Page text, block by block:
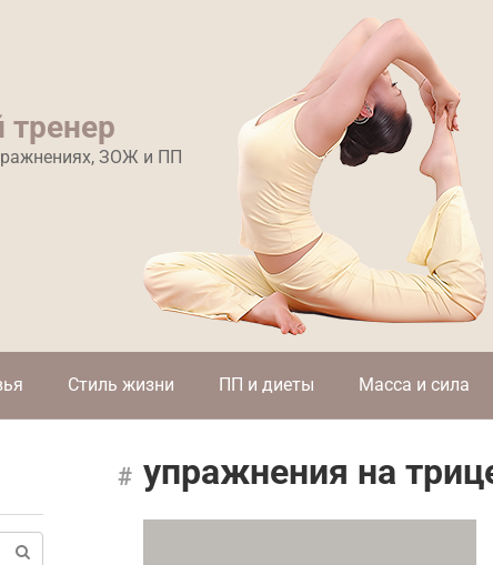
ЗОЖ и ПП
Стиль жизни ПП и диеты Масса и сила
упражнения на